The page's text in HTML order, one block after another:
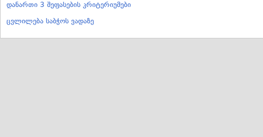
დანართი 3 შეფასების კრიტერიუმები
ცვლილება საბჭოს ვადაზე